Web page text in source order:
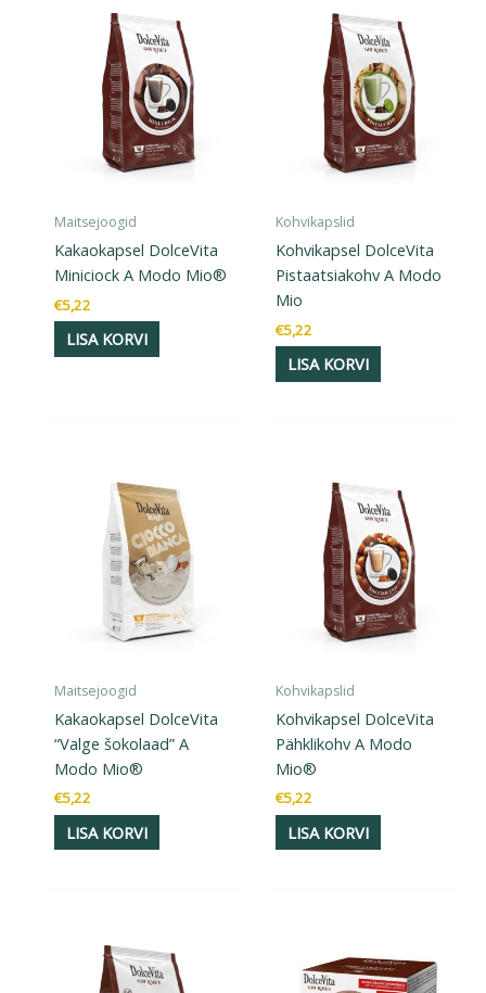
Maitsejoogid
Kakaokapsel DolceVita
Miniciock A Modo Mio®
€5,22
LISA KORVI
Kohvikapslid
Kohvikapsel DolceVita
Pistaatsiakohv A Modo
Mio
€5,22
LISA KORVI
Maitsejoogid
Kakaokapsel DolceVita
“Valge šokolaad” A
Modo Mio®
€5,22
LISA KORVI
Kohvikapslid
Kohvikapsel DolceVita
Pähklikohv A Modo
Mio®
€5,22
LISA KORVI